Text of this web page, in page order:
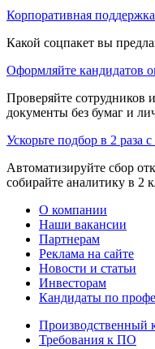
Корпоративная
Какой соцпакет вы
Оформляйте кандидатов
Проверяйте сотрудников
документы без бумаг и
Ускорьте подбор в 2 раза
Автоматизируйте сбор
собирайте аналитику в 2
О компании
Наши вакансии
Партнерам
Реклама на сайте
Новости и статьи
Инвесторам
Кандидаты по
Производственный
Требования к ПО